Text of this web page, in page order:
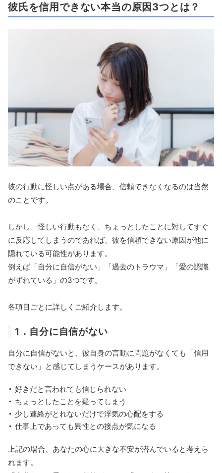
彼氏を信用できない本当の原因3つとは？
彼の行動に怪しい点がある場合、信頼できなくなるのは当然
のことです。
しかし、怪しい行動もなく、ちょっとしたことに対してすぐ
に反応してしまうのであれば、彼を信頼できない原因が他に
隠れている可能性があります。
例えば「自分に自信がない」「過去のトラウマ」「愛の認識
がずれている」の3つです。
各項目ごとに詳しくご紹介します。
1．自分に自信がない
自分に自信がないと、彼自身の言動に問題がなくても「信用
できない」と感じてしまうケースがあります。
好きだと言われても信じられない
ちょっとしたことを疑ってしまう
少し連絡がとれないだけで浮気の心配をする
仕事上であっても異性との接点が気になる
上記の場合、あなたの心に大きな不安が潜んでいると考えら
れます。